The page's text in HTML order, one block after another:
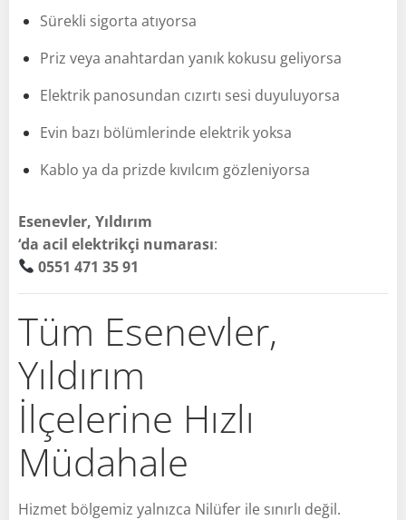
Sürekli sigorta atıyorsa
Priz veya anahtardan yanık kokusu geliyorsa
Elektrik panosundan cızırtı sesi duyuluyorsa
Evin bazı bölümlerinde elektrik yoksa
Kablo ya da prizde kıvılcım gözleniyorsa
Esenevler, Yıldırım
‘da acil elektrikçi numarası:
0551 471 35 91
Tüm Esenevler,
Yıldırım
İlçelerine Hızlı
Müdahale
Hizmet bölgemiz yalnızca Nilüfer ile sınırlı değil.